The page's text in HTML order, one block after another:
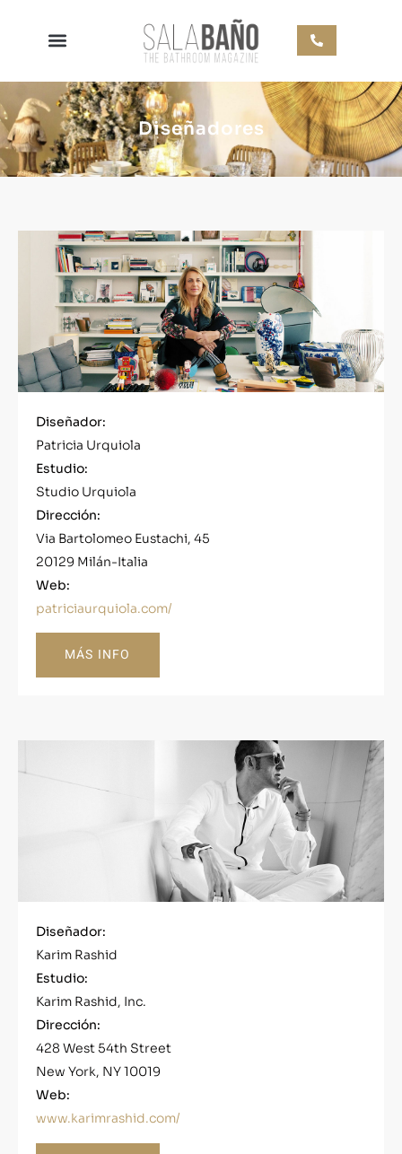
Diseñadores
Diseñador:
Patricia Urquiola
Estudio:
Studio Urquiola
Dirección:
Via Bartolomeo Eustachi, 45
20129 Milán-Italia
Web:
patriciaurquiola.com/
MÁS INFO
Diseñador:
Karim Rashid
Estudio:
Karim Rashid, Inc.
Dirección:
428 West 54th Street
New York, NY 10019
Web:
www.karimrashid.com/